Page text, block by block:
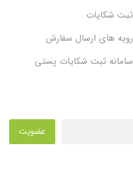
ثبت شکایات
رویه های ارسال سفارش
سامانه ثبت شکایات پستی
عضویت